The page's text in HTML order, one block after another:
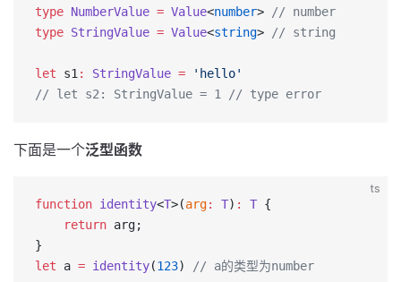
type NumberValue = Value<number>
// number
type StringValue = Value<string> // string
let s1 : StringValue = 'hello'
// let s2: StringValue = 1 // type error
下面是一个泛型函数
ts
function identity<T>(arg: T) : T {
    return
arg;
}
let a = identity(123) // a的类型为number